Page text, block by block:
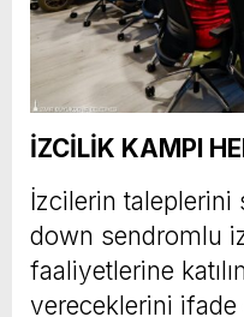
İZCİLİK KAMPI
İzcilerin taleplerini
down sendromlu
faaliyetlerine
vereceklerini